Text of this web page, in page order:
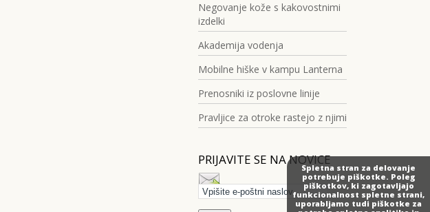
Spletna stran za delovanje
potrebuje piškotke. Poleg
piškotkov, ki zagotavljajo
funkcionalnost spletne strani,
uporabljamo tudi piškotke za
Negovanje kože s kakovostnimi
izdelki
Akademija vodenja
Mobilne hiške v kampu Lanterna
Prenosniki iz poslovne linije
Pravljice za otroke rastejo z njimi
PRIJAVITE SE NA NOVICE